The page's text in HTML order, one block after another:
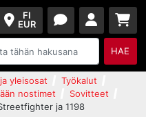
FI
EUR
HAE
yleisosat
Työkalut
nostimet
Sovitteet
ja 1198